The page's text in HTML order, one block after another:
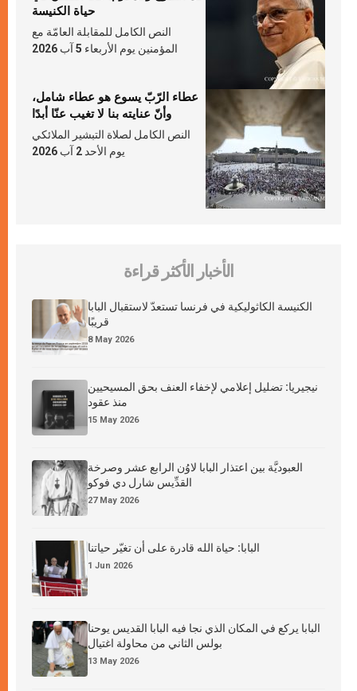
حياة الكنيسة
النص الكامل للمقابلة العامّة مع
المؤمنين يوم الأربعاء 5 آب 2026
عطاء الرّبّ يسوع هو عطاء شامل،
وأنّ عنايته بنا لا تغيب عنّا أبدًا
النص الكامل لصلاة التبشير الملائكي
يوم الأحد 2 آب 2026
الأخبار الأكثر قراءة
الكنيسة الكاثوليكية في فرنسا تستعدّ لاستقبال البابا
قريبًا
8 May 2026
نيجيريا: تضليل إعلامي لإخفاء العنف بحق المسيحيين
منذ عقود
15 May 2026
العبوديَّة بين اعتذار البابا لاوُن الرابع عشر وصرخة
القدِّيس شارل دي فوكو
27 May 2026
البابا: حياة الله قادرة على أن تغيّر حياتنا
1 Jun 2026
البابا يركع في المكان الذي نجا فيه البابا القديس يوحنا
بولس الثاني من محاولة اغتيال
13 May 2026